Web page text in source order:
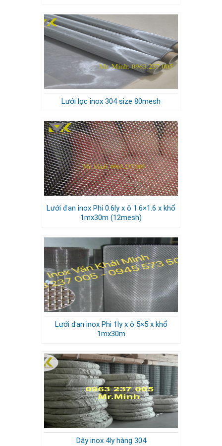
Lưới lọc inox 304 size 80mesh
Lưới đan inox Phi 0.6ly x ô 1.6×1.6 x khổ
1mx30m (12mesh)
Lưới đan inox Phi 1ly x ô 5×5 x khổ
1mx30m
Dây inox 4ly hàng 304